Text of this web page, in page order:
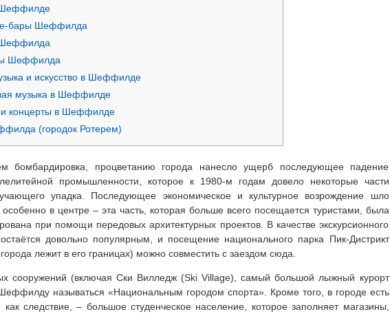
Шеффилде
бары Шеффилда
Шеффилда
и искусство в Шеффилде
музыка в Шеффилде
и концерты в Шеффилде
(городок Ротерем)
бомбардировка, процветанию города нанесло ущерб последующее падение
промышленности, которое к 1980-м годам довело некоторые части
упадка. Последующее экономическое и культурное возрождение шло
в центре – эта часть, которая больше всего посещается туристами, была
при помощи передовых архитектурных проектов. В качестве экскурсионного
довольно популярным, и посещение национального парка Пик-Дистрикт
города лежит в его границах) можно совместить с заездом сюда.
сооружений (включая Ски Вилледж (Ski Village), самый большой лыжный курорт
называться «Национальным городом спорта». Кроме того, в городе есть
как следствие, – большое студенческое население, которое заполняет магазины,